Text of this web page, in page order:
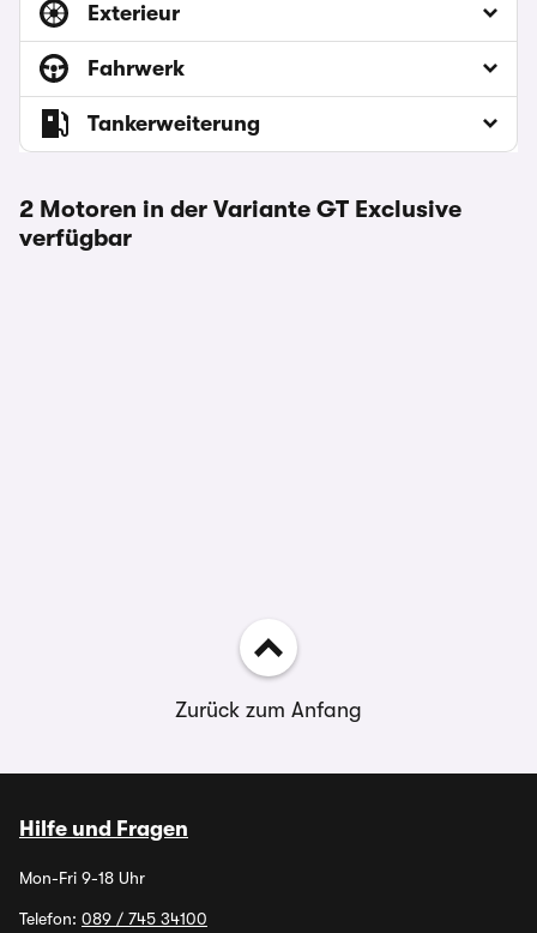
Exterieur
Fahrwerk
Tankerweiterung
2 Motoren in der Variante GT Exclusive
verfügbar
Zurück zum Anfang
Hilfe und Fragen
Mon-Fri 9-18 Uhr
Telefon: 089 / 745 34100